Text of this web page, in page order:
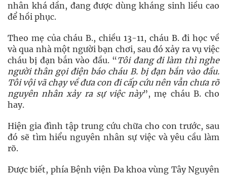
nhân khá dần, đang được dùng kháng sinh liều cao
để hồi phục.
Theo mẹ của cháu B., chiều 13-11, cháu B. đi học về
và qua nhà một người bạn chơi, sau đó xảy ra vụ việc
cháu bị đạn bắn vào đầu. “Tôi đang đi làm thì nghe
người thân gọi điện báo cháu B. bị đạn bắn vào đầu.
Tôi vội vã chạy về đưa con đi cấp cứu nên vẫn chưa rõ
nguyên nhân xảy ra sự việc này”, mẹ cháu B. cho
hay.
Hiện gia đình tập trung cứu chữa cho con trước, sau
đó sẽ tìm hiểu nguyên nhân sự việc và yêu cầu làm
rõ.
Được biết, phía Bệnh viện Đa khoa vùng Tây Nguyên